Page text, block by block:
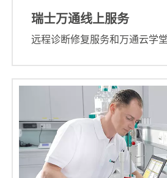
瑞士万通线上服务
远程诊断修复服务和万通云学堂